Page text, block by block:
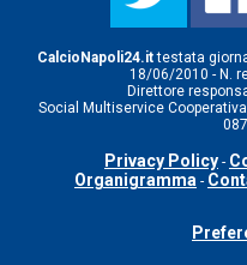
CalcioNapoli24.ittestata
18/06/2010 - N.
Direttore
Social Multiservice
Privacy Policy -
Organigramma -